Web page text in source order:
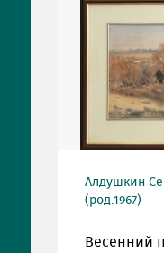
Алдушкин
(род.1967)
Весенний